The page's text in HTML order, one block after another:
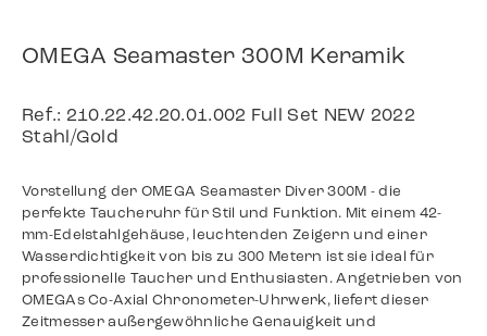
OMEGA Seamaster 300M Keramik
Ref.: 210.22.42.20.01.002 Full Set NEW 2022
Stahl/Gold
Vorstellung der OMEGA Seamaster Diver 300M - die
perfekte Taucheruhr für Stil und Funktion. Mit einem 42-
mm-Edelstahlgehäuse, leuchtenden Zeigern und einer
Wasserdichtigkeit von bis zu 300 Metern ist sie ideal für
professionelle Taucher und Enthusiasten. Angetrieben von
OMEGAs Co-Axial Chronometer-Uhrwerk, liefert dieser
Zeitmesser außergewöhnliche Genauigkeit und